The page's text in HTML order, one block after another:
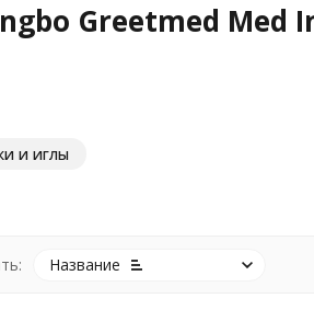
Greetmed Med
и иглы
Название